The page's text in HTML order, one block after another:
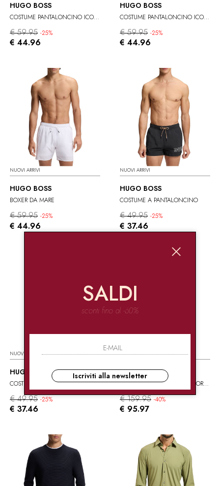
HUGO BOSS
COSTUME PANTALONCINO ICONIC
€ 59.95 -25%
€ 44.96
HUGO BOSS
COSTUME PANTALONCINO ICONIC
€ 59.95 -25%
€ 44.96
NUOVI ARRIVI
HUGO BOSS
BOXER DA MARE
€ 59.95 -25%
€ 44.96
NUOVI ARRIVI
HUGO BOSS
COSTUME A PANTALONCINO
€ 49.95 -25%
€ 37.46
NUOVI ARRIVI
HUGO BOSS
COSTUME PANTALONCINO
€ 49.95 -25%
€ 37.46
HUGO BOSS
MAGLIONE IN COTONE LAVORATO
€ 159.95 -40%
€ 95.97
SALDI
sconti fino al -60%
Iscriviti alla newsletter